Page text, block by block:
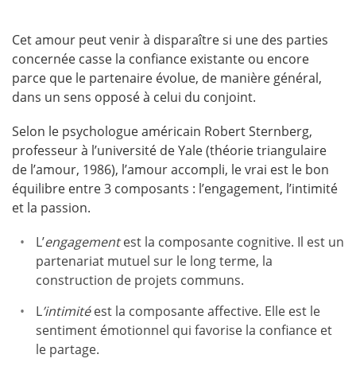
Cet amour peut venir à disparaître si une des parties
concernée casse la confiance existante ou encore
parce que le partenaire évolue, de manière général,
dans un sens opposé à celui du conjoint.
Selon le psychologue américain Robert Sternberg,
professeur à l’université de Yale (théorie triangulaire
de l’amour, 1986), l’amour accompli, le vrai est le bon
équilibre entre 3 composants : l’engagement, l’intimité
et la passion.
L’engagementest la composante cognitive. Il est un
partenariat mutuel sur le long terme, la
construction de projets communs.
L’intimitéest la composante affective. Elle est le
sentiment émotionnel qui favorise la confiance et
le partage.